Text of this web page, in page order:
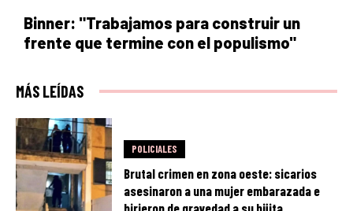
Binner: "Trabajamos para construir un
frente que termine con el populismo"
MÁS LEÍDAS
POLICIALES
Brutal crimen en zona oeste: sicarios
asesinaron a una mujer embarazada e
hirieron de gravedad a su hijita